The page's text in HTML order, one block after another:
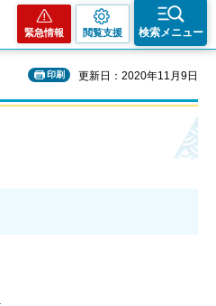
緊急情報 閲覧支援 検索メニュー
印刷 更新日：2020年11月9日